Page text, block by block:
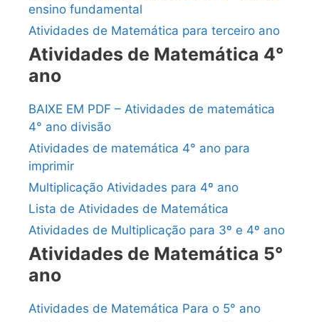
ensino fundamental
Atividades de Matemática para terceiro ano
Atividades de Matemática 4°
ano
BAIXE EM PDF – Atividades de matemática
4° ano divisão
Atividades de matemática 4° ano para
imprimir
Multiplicação Atividades para 4º ano
Lista de Atividades de Matemática
Atividades de Multiplicação para 3º e 4º ano
Atividades de Matemática 5°
ano
Atividades de Matemática Para o 5° ano